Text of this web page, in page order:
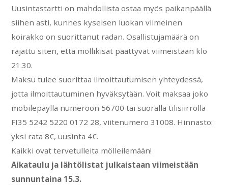
Uusintastartti on mahdollista ostaa myös paikanpäällä
siihen asti, kunnes kyseisen luokan viimeinen
koirakko on suorittanut radan. Osallistujamäärä on
rajattu siten, että möllikisat päättyvät viimeistään klo
21.30.
Maksu tulee suorittaa ilmoittautumisen yhteydessä,
jotta ilmoittautuminen hyväksytään. Voit maksaa joko
mobilepaylla numeroon 56700 tai suoralla tilisiirrolla
FI35 5242 5220 0172 28, viitenumero 31008. Hinnasto:
yksi rata 8€, uusinta 4€.
Kaikki ovat tervetulleita mölleilemään!
Aikataulu ja lähtölistat julkaistaan viimeistään
sunnuntaina 15.3.